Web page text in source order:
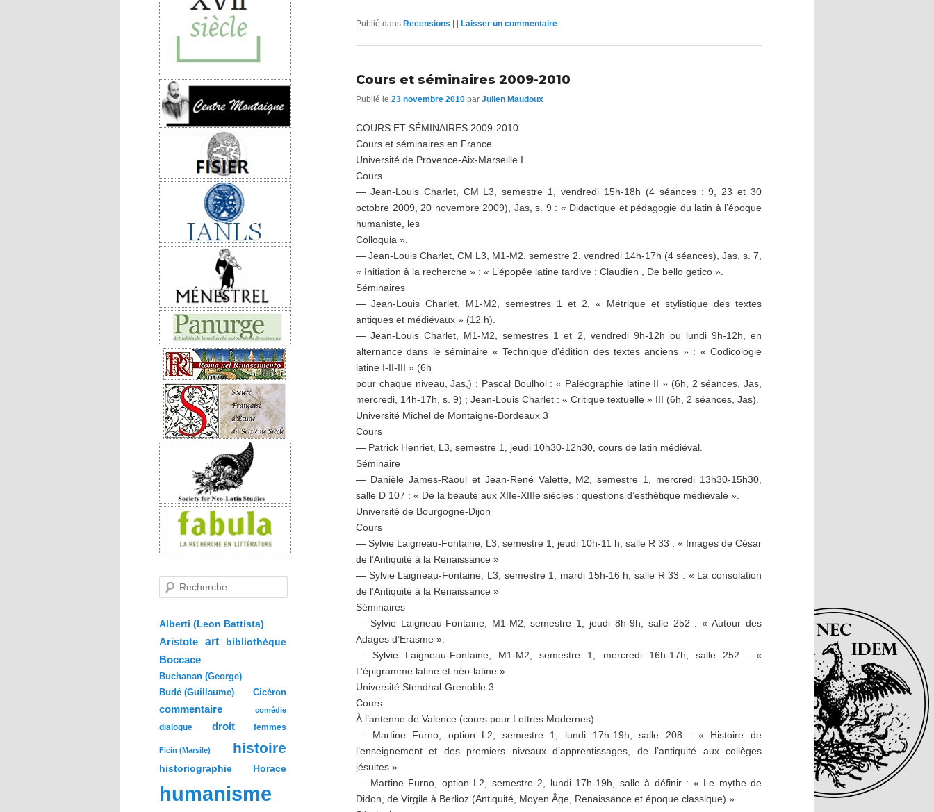
Publié dans Recensions Laisser un commentaire
Cours et séminaires 2009-2010
Publié le 23 novembre 2010 par Julien Maudoux
COURS ET SÉMINAIRES 2009-2010
Cours et séminaires en France
Université de Provence-Aix-Marseille I
Cours
— Jean-Louis Charlet, CM L3, semestre 1, vendredi 15h-18h (4 séances : 9, 23 et 30
octobre 2009, 20 novembre 2009), Jas, s. 9 : « Didactique et pédagogie du latin à l’époque
humaniste, les
Colloquia ».
— Jean-Louis Charlet, CM L3, M1-M2, semestre 2, vendredi 14h-17h (4 séances), Jas, s. 7,
« Initiation à la recherche » : « L’épopée latine tardive : Claudien , De bello getico ».
Séminaires
— Jean-Louis Charlet, M1-M2, semestres 1 et 2, « Métrique et stylistique des textes
antiques et médiévaux » (12 h).
— Jean-Louis Charlet, M1-M2, semestres 1 et 2, vendredi 9h-12h ou lundi 9h-12h, en
alternance dans le séminaire « Technique d’édition des textes anciens » : « Codicologie
latine I-II-III » (6h
pour chaque niveau, Jas,) ; Pascal Boulhol : « Paléographie latine II » (6h, 2 séances, Jas,
mercredi, 14h-17h, s. 9) ; Jean-Louis Charlet : « Critique textuelle » III (6h, 2 séances, Jas).
Université Michel de Montaigne-Bordeaux 3
Cours
— Patrick Henriet, L3, semestre 1, jeudi 10h30-12h30, cours de latin médiéval.
Séminaire
— Danièle James-Raoul et Jean-René Valette, M2, semestre 1, mercredi 13h30-15h30,
salle D 107 : « De la beauté aux XIIe-XIIIe siècles : questions d’esthétique médiévale ».
Université de Bourgogne-Dijon
Cours
— Sylvie Laigneau-Fontaine, L3, semestre 1, jeudi 10h-11 h, salle R 33 : « Images de César
de l’Antiquité à la Renaissance »
— Sylvie Laigneau-Fontaine, L3, semestre 1, mardi 15h-16 h, salle R 33 : « La consolation
de l’Antiquité à la Renaissance »
Séminaires
— Sylvie Laigneau-Fontaine, M1-M2, semestre 1, jeudi 8h-9h, salle 252 : « Autour des
Adages d’Erasme ».
— Sylvie Laigneau-Fontaine, M1-M2, semestre 1, mercredi 16h-17h, salle 252 : «
L’épigramme latine et néo-latine ».
Université Stendhal-Grenoble 3
Cours
À l’antenne de Valence (cours pour Lettres Modernes) :
— Martine Furno, option L2, semestre 1, lundi 17h-19h, salle 208 : « Histoire de
l’enseignement et des premiers niveaux d’apprentissages, de l’antiquité aux collèges
jésuites ».
— Martine Furno, option L2, semestre 2, lundi 17h-19h, salle à définir : « Le mythe de
Didon, de Virgile à Berlioz (Antiquité, Moyen Âge, Renaissance et époque classique) ».
c
e
c
e
Alberti (Leon Battista)
Aristote art bibliothèque
Boccace
Buchanan (George)
Budé (Guillaume) Cicéron
commentaire comédie
dialogue droit femmes
Ficin (Marsile) histoire
historiographie Horace
humanisme